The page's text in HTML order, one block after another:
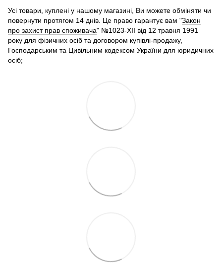
Усі товари, куплені у нашому магазині, Ви можете обміняти чи
повернути протягом 14 днів. Це право гарантує вам "Закон
про захист прав споживача" №1023-XII від 12 травня 1991
року для фізичних осіб та договором купівлі-продажу,
Господарським та Цивільним кодексом України для юридичних
осіб;